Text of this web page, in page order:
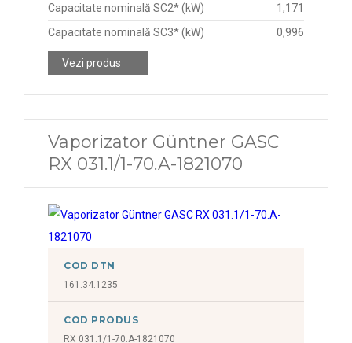
Capacitate nominală SC2* (kW)
1,171
Capacitate nominală SC3* (kW)
0,996
Vezi produs
Vaporizator Güntner GASC
RX 031.1/1-70.A-1821070
COD DTN
161.34.1235
COD PRODUS
RX 031.1/1-70.A-1821070